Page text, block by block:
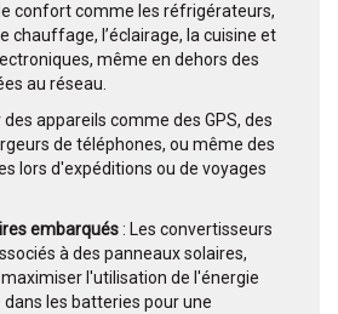
confort comme les réfrigérateurs,
chauffage, l’éclairage, la cuisine et
même en dehors des
au réseau.
appareils comme des GPS, des
de téléphones, ou même des
lors d'expéditions ou de voyages
embarqués: Les convertisseurs
à des panneaux solaires,
l'utilisation de l'énergie
les batteries pour une